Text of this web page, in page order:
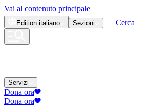
Vai al contenuto principale
Edition italiano Sezioni Cerca
Servizi
Dona ora
Dona ora